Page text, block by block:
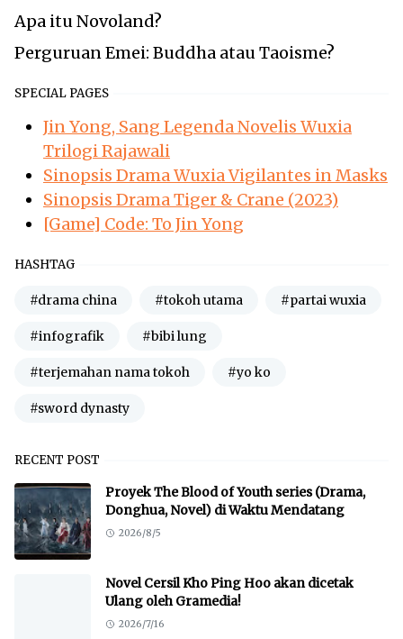
Apa itu Novoland?
Perguruan Emei: Buddha atau Taoisme?
SPECIAL PAGES
Jin Yong, Sang Legenda Novelis Wuxia
Trilogi Rajawali
Sinopsis Drama Wuxia Vigilantes in Masks
Sinopsis Drama Tiger & Crane (2023)
[Game] Code: To Jin Yong
HASHTAG
#drama china #tokoh utama #partai wuxia
#infografik #bibi lung
#terjemahan nama tokoh #yo ko
#sword dynasty
RECENT POST
Proyek The Blood of Youth series (Drama,
Donghua, Novel) di Waktu Mendatang
2026/8/5
Novel Cersil Kho Ping Hoo akan dicetak
Ulang oleh Gramedia!
2026/7/16